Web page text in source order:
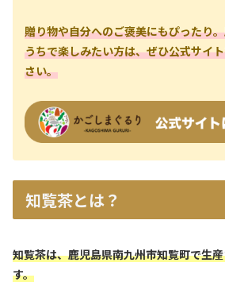
贈り物や自分へのご褒美にもぴったり
うちで楽しみたい方は、ぜひ公式サイ
さい。
知覧茶とは？
知覧茶は、鹿児島県南九州市知覧町で生
す。